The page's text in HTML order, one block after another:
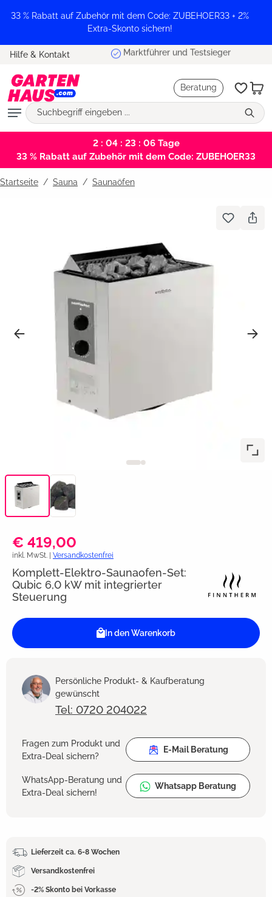
springen
33 % Rabatt auf Zubehör mit dem Code: ZUBEHOER33 + 2%
Extra-Skonto sichern!
Hilfe & Kontakt Marktführer und Testsieger
Beratung
2 : 04 : 23 : 06Tage
33 % Rabatt auf Zubehör mit dem Code: ZUBEHOER33
Startseite Sauna / Saunaöfen
€ 419,00
inkl. MwSt. | Versandkostenfrei
Komplett-Elektro-Saunaofen-Set:
Qubic 6,0 kW mit integrierter
Steuerung
In den Warenkorb
Persönliche Produkt- & Kaufberatung
gewünscht
Tel: 0720 204022
Fragen zum Produkt und
Extra-Deal sichern?
E-Mail Beratung
WhatsApp-Beratung und
Extra-Deal sichern!
Whatsapp Beratung
Lieferzeit ca. 6-8 Wochen
Versandkostenfrei
-2% Skonto bei Vorkasse